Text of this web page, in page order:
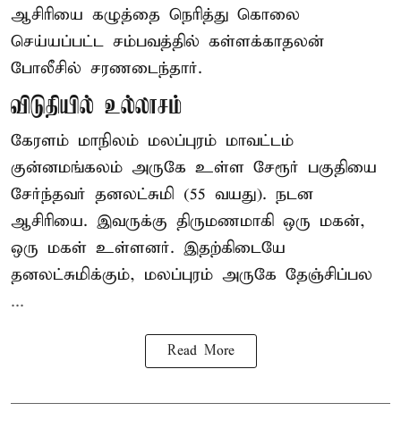
ஆசிரியை கழுத்தை நெரித்து கொலை
செய்யப்பட்ட சம்பவத்தில் கள்ளக்காதலன்
போலீசில் சரணடைந்தார்.
விடுதியில் உல்லாசம்
கேரளம் மாநிலம் மலப்புரம் மாவட்டம்
குன்னமங்கலம் அருகே உள்ள சேரூர் பகுதியை
சேர்ந்தவர் தனலட்சுமி (55 வயது). நடன
ஆசிரியை. இவருக்கு திருமணமாகி ஒரு மகன்,
ஒரு மகள் உள்ளனர். இதற்கிடையே
தனலட்சுமிக்கும், மலப்புரம் அருகே தேஞ்சிப்பல
...
Read More